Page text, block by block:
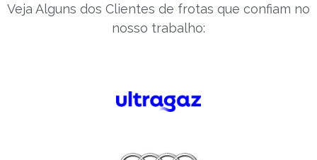
Veja Alguns dos Clientes de frotas que confiam no
nosso trabalho: